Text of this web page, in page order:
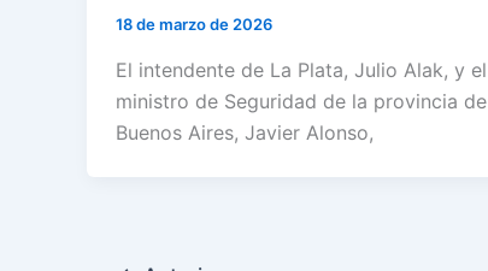
18 de marzo de 2026
El intendente de La Plata, Julio Alak, y el
ministro de Seguridad de la provincia de
Buenos Aires, Javier Alonso,